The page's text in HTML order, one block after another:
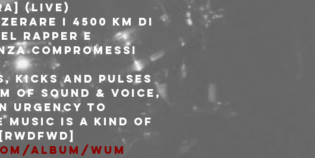
(live)
i 4500 km di
rapper e
compromessi
kicks and pulses
of sound & voice,
urgency to
music is a kind of
album/wum